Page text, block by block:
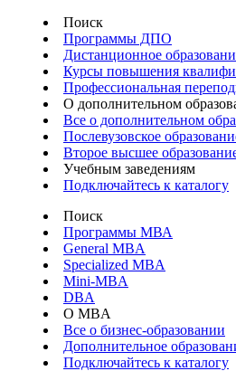
Поиск
Программы ДПО
Дистанционное
Курсы повышения
Профессиональная
О дополнительном
Все о дополнительном
Послевузовское
Второе высшее
Учебным заведениям
Подключайтесь к каталогу
Поиск
Программы МВА
General MBA
Specialized MBA
Mini-MBA
DBA
О MBA
Все о бизнес-образовании
Дополнительное
Подключайтесь к каталогу